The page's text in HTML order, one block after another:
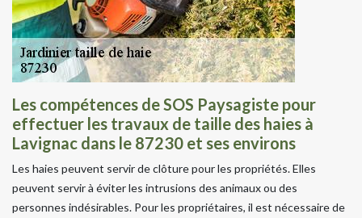
Les compétences de SOS Paysagiste pour
effectuer les travaux de taille des haies à
Lavignac dans le 87230 et ses environs
Les haies peuvent servir de clôture pour les propriétés. Elles
peuvent servir à éviter les intrusions des animaux ou des
personnes indésirables. Pour les propriétaires, il est nécessaire de